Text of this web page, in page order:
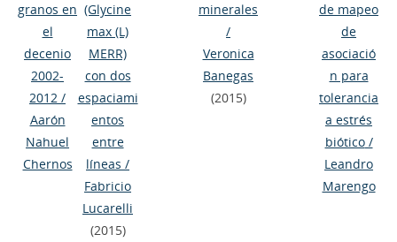
granos en
el
decenio
2002-
2012 /
Aarón
Nahuel
Chernos
(Glycine
max (L)
MERR)
con dos
espaciami
entos
entre
líneas /
Fabricio
Lucarelli
(2015)
minerales
/
Veronica
Banegas
(2015)
de mapeo
de
asociació
n para
tolerancia
a estrés
biótico/
Leandro
Marengo